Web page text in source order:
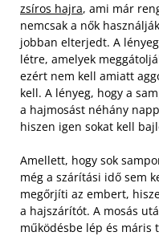
zsíros hajra, ami már
nemcsak a nők
jobban elterjedt. A
létre, amelyek
ezért nem kell amiatt
kell. A lényeg, hogy a
a hajmosást néhány
hiszen igen sokat kell
Amellett, hogy sok
még a szárítási idő sem
megőrjíti az embert,
a hajszárítót. A mosás
működésbe lép és máris